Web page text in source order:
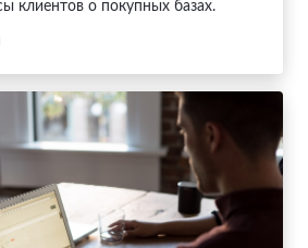
клиентов о покупных базах.